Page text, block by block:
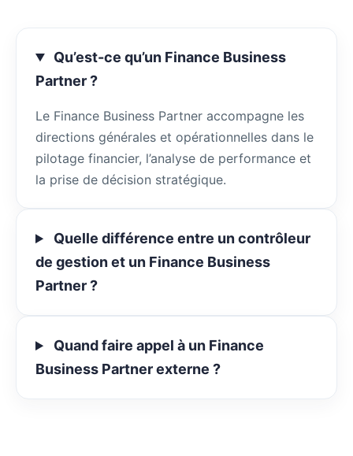
Qu’est-ce qu’un Finance Business
Partner ?
Le Finance Business Partner accompagne les
directions générales et opérationnelles dans le
pilotage financier, l’analyse de performance et
la prise de décision stratégique.
Quelle différence entre un contrôleur
de gestion et un Finance Business
Partner ?
Quand faire appel à un Finance
Business Partner externe ?